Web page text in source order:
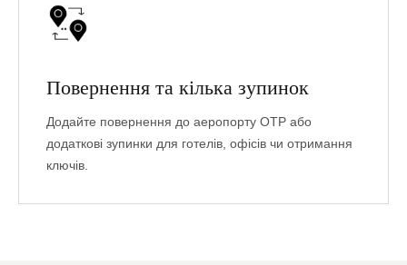
Повернення та кілька зупинок
Додайте повернення до аеропорту OTP або
додаткові зупинки для готелів, офісів чи отримання
ключів.